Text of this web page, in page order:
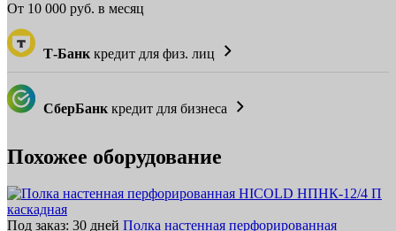
От 10 000 руб. в месяц
Т-Банк кредит для физ. лиц
СберБанк кредит для бизнеса
Похожее оборудование
Под заказ: 30 дней Полка настенная перфорированная